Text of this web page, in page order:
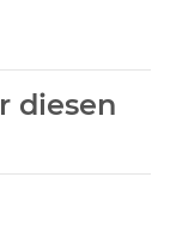
diesen